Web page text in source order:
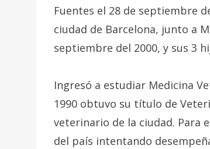
Fuentes el 28 de septiembre
ciudad de Barcelona, junto a
septiembre del 2000, y sus 3
Ingresó a estudiar Medicina
1990 obtuvo su título de
veterinario de la ciudad. Para
del país intentando